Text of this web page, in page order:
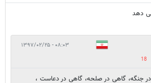
دهد
۰۸:۰۳ - ۱۳۹۷/۰۲/۲۵
18
جنگه، گاهی در صلحه، گاهی در دعاست ،